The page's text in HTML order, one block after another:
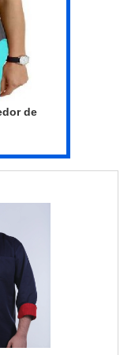
acessível.
traz
profissional
polo para
com seus
porque
onde são
prazo.
de equipe
na
entrega de
que tenha
e
mas que
empresa
razão pela
que preza
de
tudo que há
E
para
possível
no
polo para
e
de